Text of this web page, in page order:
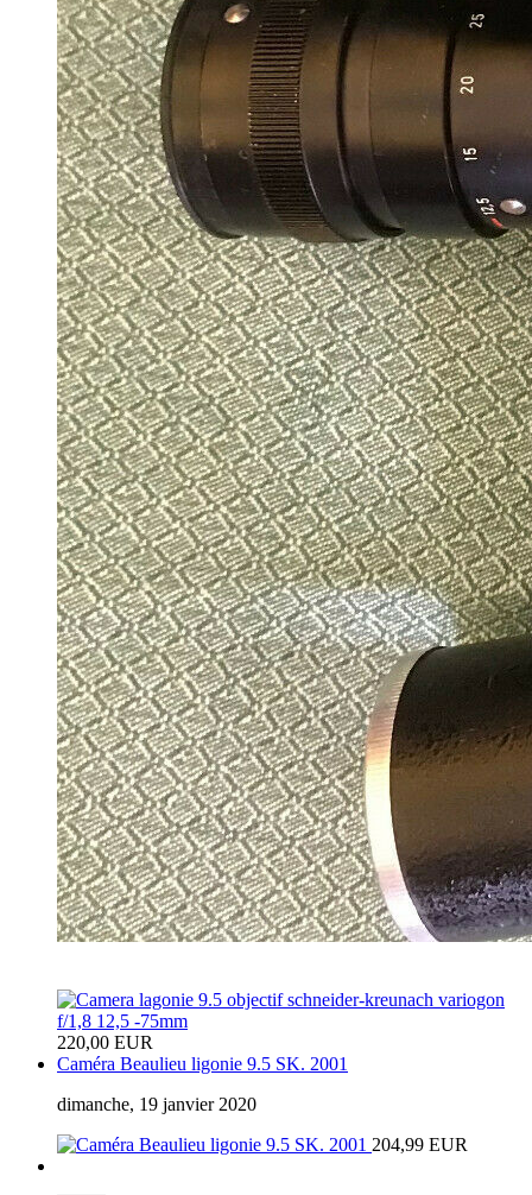
220,00 EUR
Caméra Beaulieu ligonie 9.5 SK. 2001
dimanche, 19 janvier 2020
204,99 EUR